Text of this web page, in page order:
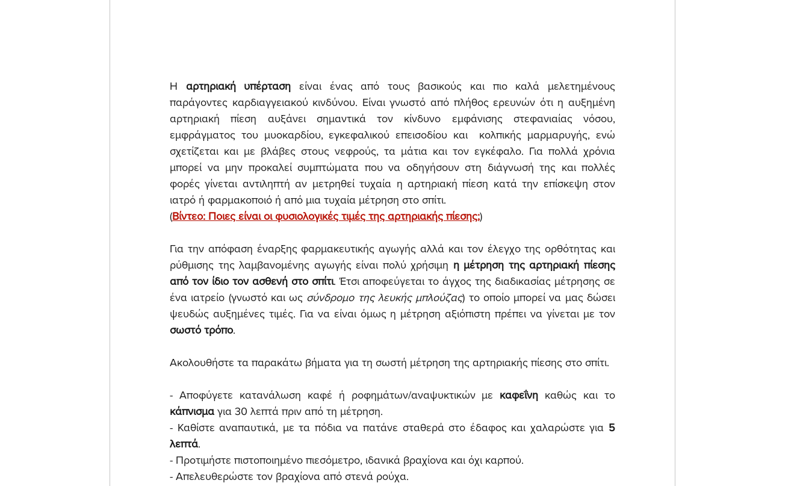
Η αρτηριακή υπέρταση είναι ένας από τους βασικούς και πιο καλά μελετημένους
παράγοντες καρδιαγγειακού κινδύνου. Είναι γνωστό από πλήθος ερευνών ότι η αυξημένη
αρτηριακή πίεση αυξάνει σημαντικά τον κίνδυνο εμφάνισης στεφανιαίας νόσου,
εμφράγματος του μυοκαρδίου, εγκεφαλικού επεισοδίου και  κολπικής μαρμαρυγής, ενώ
σχετίζεται και με βλάβες στους νεφρούς, τα μάτια και τον εγκέφαλο. Για πολλά χρόνια
μπορεί να μην προκαλεί συμπτώματα που να οδηγήσουν στη διάγνωσή της και πολλές
φορές γίνεται αντιληπτή αν μετρηθεί τυχαία η αρτηριακή πίεση κατά την επίσκεψη στον
ιατρό ή φαρμακοποιό ή από μια τυχαία μέτρηση στο σπίτι.
(Βίντεο: Ποιες είναι οι φυσιολογικές τιμές της αρτηριακής πίεσης;)
Για την απόφαση έναρξης φαρμακευτικής αγωγής αλλά και τον έλεγχο της ορθότητας και
ρύθμισης της λαμβανομένης αγωγής είναι πολύ χρήσιμη η μέτρηση της αρτηριακή πίεσης
από τον ίδιο τον ασθενή στο σπίτι. Έτσι αποφεύγεται το άγχος της διαδικασίας μέτρησης σε
ένα ιατρείο (γνωστό και ως σύνδρομο της λευκής μπλούζας) το οποίο μπορεί να μας δώσει
σωστό τρόπο.
Ακολουθήστε τα παρακάτω βήματα για τη σωστή μέτρηση της αρτηριακής πίεσης στο σπίτι.
- Αποφύγετε κατανάλωση καφέ ή ροφημάτων/αναψυκτικών με καφεΐνη
κάπνισμα για 30 λεπτά πριν από τη μέτρηση.
- Καθίστε αναπαυτικά, με τα πόδια να πατάνε σταθερά στο έδαφος και χαλαρώστε για 5
λεπτά.
- Προτιμήστε πιστοποιημένο πιεσόμετρο, ιδανικά βραχίονα και όχι καρπού.
- Απελευθερώστε τον βραχίονα από στενά ρούχα.